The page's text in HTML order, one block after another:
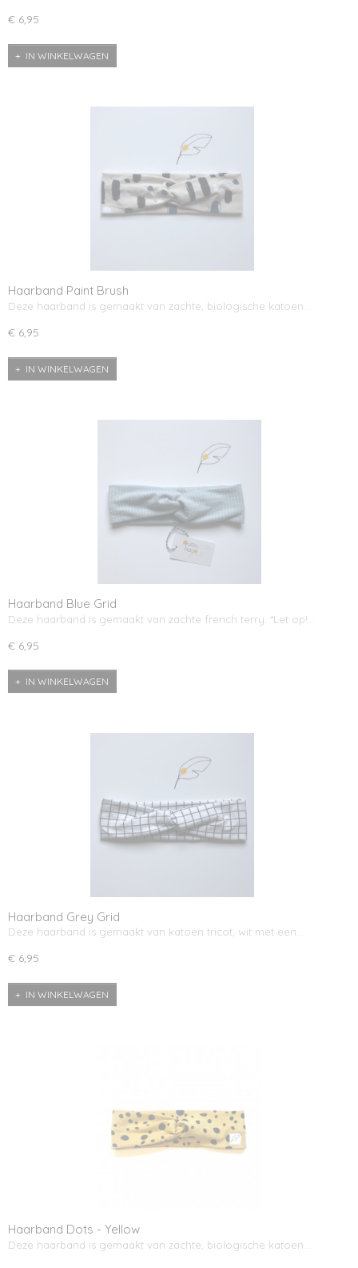
€ 6,95
IN WINKELWAGEN
Haarband Paint Brush
Deze haarband is gemaakt van zachte, biologische katoen…
€ 6,95
IN WINKELWAGEN
Haarband Blue Grid
Deze haarband is gemaakt van zachte french terry. *Let op!…
€ 6,95
IN WINKELWAGEN
Haarband Grey Grid
Deze haarband is gemaakt van katoen tricot, wit met een…
€ 6,95
IN WINKELWAGEN
Haarband Dots - Yellow
Deze haarband is gemaakt van zachte, biologische katoen…